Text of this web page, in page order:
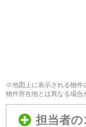
※地図上に表示される物件
物件所在地とは異なる場合
担当者の